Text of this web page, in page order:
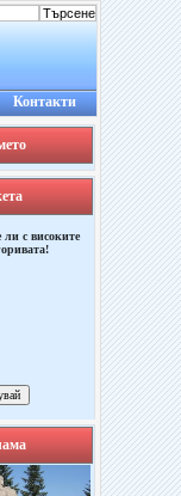
Контакти
с високите